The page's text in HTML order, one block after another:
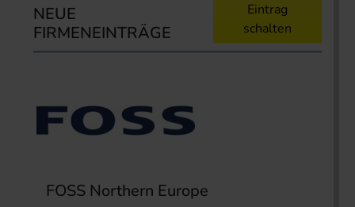
NEUE
FIRMENEINTRÄGE
Eintrag
schalten
FOSS Northern Europe